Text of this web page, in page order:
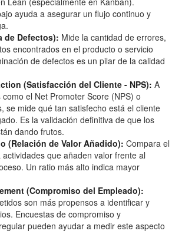
ayuda a asegurar un flujo continuo y
de Defectos): Mide la cantidad de errores,
encontrados en el producto o servicio
de defectos es un pilar de la calidad
(Satisfacción del Cliente - NPS): A
el Net Promoter Score (NPS) o
se mide qué tan satisfecho está el cliente
Es la validación definitiva de que los
dando frutos.
(Relación de Valor Añadido): Compara el
que añaden valor frente al
Un ratio más alto indica mayor
(Compromiso del Empleado):
son más propensos a identificar y
Encuestas de compromiso y
pueden ayudar a medir este aspecto